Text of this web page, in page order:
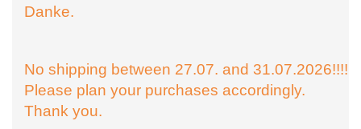
Danke.
No shipping between 27.07. and 31.07.2026!!!!
Please plan your purchases accordingly.
Thank you.